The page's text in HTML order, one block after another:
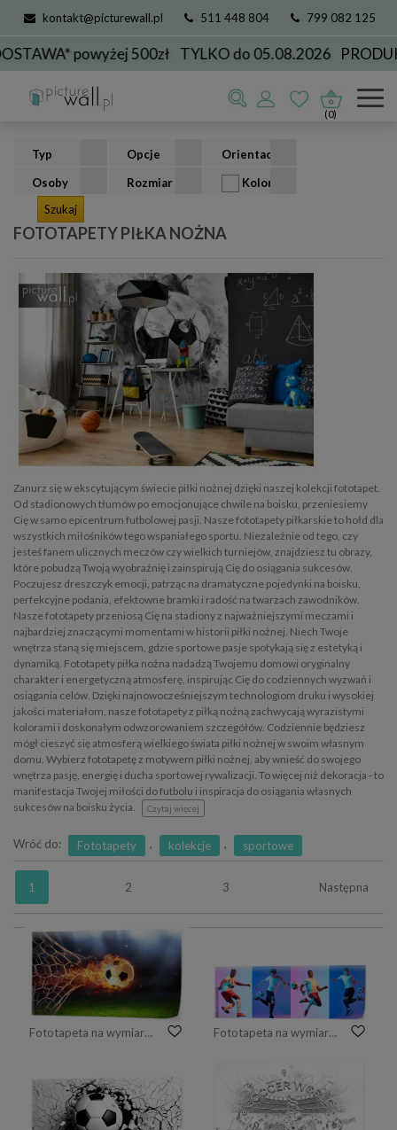
kontakt@picturewall.pl 511 448 804 799 082 125
powyżej 500zł TYLKO do 05.08.2026
(0)
Fototapety piłka nożna
Typ Opcje
Orientacja
Osoby
Rozmiar Kolor
FOTOTAPETY PIŁKA NOŻNA
Zanurz się w ekscytującym świecie piłki nożnej dzięki naszej kolekcji fototapet.
Od stadionowych tłumów po emocjonujące chwile na boisku, przeniesiemy
Cię w samo epicentrum futbolowej pasji. Nasze fototapety piłkarskie to hołd dla
wszystkich miłośników tego wspaniałego sportu. Niezależnie od tego, czy
jesteś fanem ulicznych meczów czy wielkich turniejów, znajdziesz tu obrazy,
które pobudzą Twoją wyobraźnię i zainspirują Cię do osiągania sukcesów.
Poczujesz dreszczyk emocji, patrząc na dramatyczne pojedynki na boisku,
perfekcyjne podania, efektowne bramki i radość na twarzach zawodników.
Nasze fototapety przeniosą Cię na stadiony z najważniejszymi meczami i
najbardziej znaczącymi momentami w historii piłki nożnej. Niech Twoje
wnętrza staną się miejscem, gdzie sportowe pasje spotykają się z estetyką i
dynamiką. Fototapety piłka nożna nadadzą Twojemu domowi oryginalny
charakter i energetyczną atmosferę, inspirując Cię do codziennych wyzwań i
osiągania celów. Dzięki najnowocześniejszym technologiom druku i wysokiej
jakości materiałom, nasze fototapety z piłką nożną zachwycają wyrazistymi
kolorami i doskonałym odwzorowaniem szczegółów. Codziennie będziesz
mógł cieszyć się atmosferą wielkiego świata piłki nożnej w swoim własnym
domu. Wybierz fototapetę z motywem piłki nożnej, aby wnieść do swojego
wnętrza pasję, energię i ducha sportowej rywalizacji. To więcej niż dekoracja - to
manifestacja Twojej miłości do futbolu i inspiracja do osiągania własnych
sukcesów na boisku życia.
Czytaj więcej
Wróć do: Fototapety , kolekcje , sportowe
1 2 3 Następna
Fototapeta na wymiar Ognista Piłka W Bramce Z Netto W Płomieniach Fototapeta na wymiar Dribbling the ball. Collage with dynamic portraits of professional male soccer players in motion over colorful background in neon light. Sport, championship,